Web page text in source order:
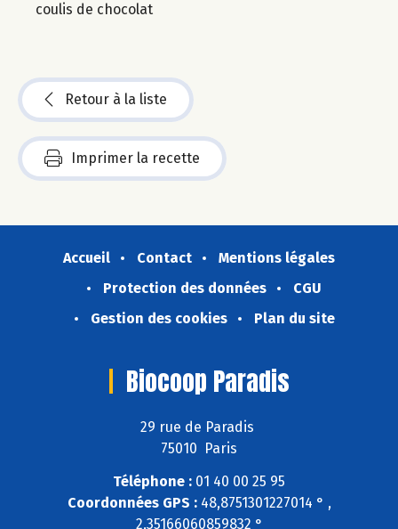
coulis de chocolat
Retour à la liste
Imprimer la recette
Accueil Contact
Mentions légales
Protection des données
CGU
Gestion des cookies
Plan du site
Biocoop Paradis
29 rue de Paradis
75010 Paris
Téléphone : 01 40 00 25 95
Coordonnées GPS :48,8751301227014 ° ,
2,35166060859832 °